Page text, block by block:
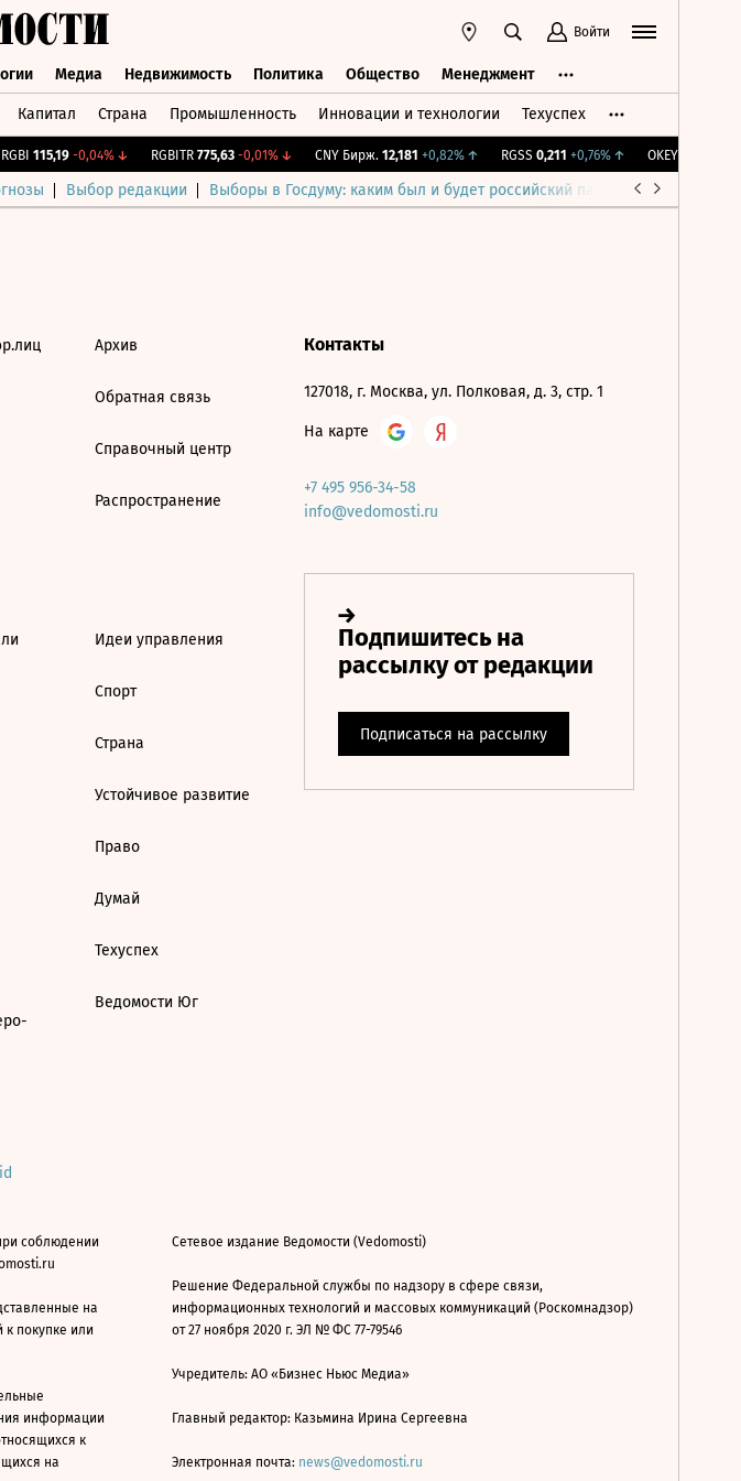
Войти
Медиа Недвижимость Политика Общество Менеджмент
Капитал Страна Промышленность Инновации и технологии Техуспех
RGBI 115,19 -0,04%↓ RGBITR 775,63 -0,01%↓ CNY Бирж. 12,181 +0,82%↑ RGSS 0,211 +0,76%↑ OKEY 40,59
Выбор редакции Выборы в Госдуму: каким был и будет российский парламент
Архив
Обратная связь
Справочный центр
Распространение
Идеи управления
Спорт
Страна
Устойчивое развитие
Право
Думай
Техуспех
Ведомости Юг
Контакты
127018, г. Москва, ул. Полковая, д. 3, стр. 1
На карте
+7 495 956-34-58
info@vedomosti.ru
соблюдении
на
покупке или
информации
к
на
Сетевое издание Ведомости (Vedomosti)
Решение Федеральной службы по надзору в сфере связи,
информационных технологий и массовых коммуникаций (Роскомнадзор)
от 27 ноября 2020 г. ЭЛ № ФС 77-79546
Учредитель: АО «Бизнес Ньюс Медиа»
Главный редактор: Казьмина Ирина Сергеевна
Электронная почта: news@vedomosti.ru